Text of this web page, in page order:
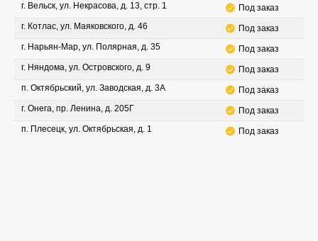
г. Вельск, ул. Некрасова, д. 13, стр. 1
Под заказ
г. Котлас, ул. Маяковского, д. 46
Под заказ
г. Нарьян-Мар, ул. Полярная, д. 35
Под заказ
г. Няндома, ул. Островского, д. 9
Под заказ
п. Октябрьский, ул. Заводская, д. 3А
Под заказ
г. Онега, пр. Ленина, д. 205Г
Под заказ
п. Плесецк, ул. Октябрьская, д. 1
Под заказ